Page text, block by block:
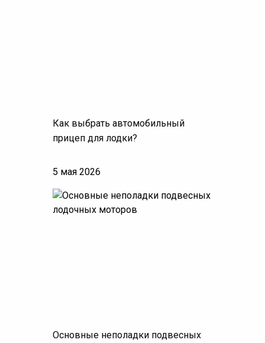
Как выбрать автомобильный
прицеп для лодки?
5 мая 2026
Основные неполадки подвесных